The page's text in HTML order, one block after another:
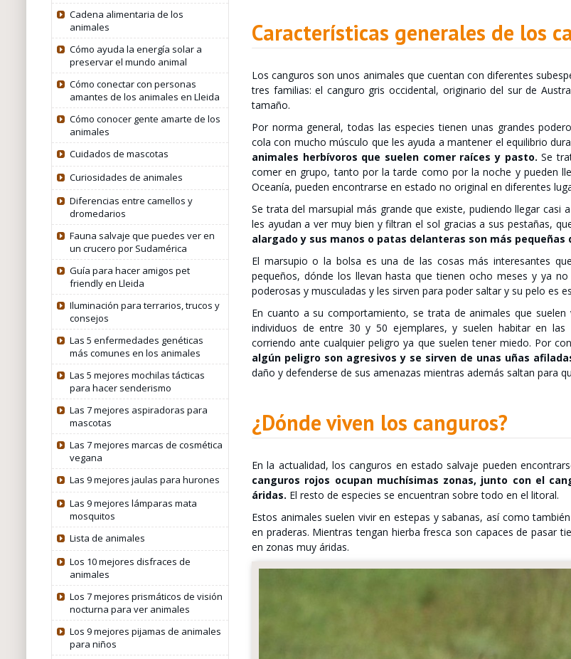
Cadena alimentaria de los
animales
Cómo ayuda la energía solar a
preservar el mundo animal
Cómo conectar con personas
amantes de los animales en Lleida
Cómo conocer gente amarte de los
animales
Cuidados de mascotas
Curiosidades de animales
Diferencias entre camellos y
dromedarios
Fauna salvaje que puedes ver en
un crucero por Sudamérica
Guía para hacer amigos pet
friendly en Lleida
Iluminación para terrarios, trucos y
consejos
Las 5 enfermedades genéticas
más comunes en los animales
Las 5 mejores mochilas tácticas
para hacer senderismo
Las 7 mejores aspiradoras para
mascotas
Las 7 mejores marcas de cosmética
vegana
Las 9 mejores jaulas para hurones
Las 9 mejores lámparas mata
mosquitos
Lista de animales
Los 10 mejores disfraces de
animales
Los 7 mejores prismáticos de visión
nocturna para ver animales
Los 9 mejores pijamas de animales
para niños
Características generales de los
Los canguros son unos animales que cuentan con diferentes
tres familias: el canguro gris occidental, originario del sur de
tamaño.
Por norma general, todas las especies tienen unas grandes
cola con mucho músculo que les ayuda a mantener el equilibrio
animales herbívoros que suelen comer raíces y pasto. Se
comer en grupo, tanto por la tarde como por la noche y pueden
Oceanía, pueden encontrarse en estado no original en diferentes
Se trata del marsupial más grande que existe, pudiendo llegar
les ayudan a ver muy bien y filtran el sol gracias a sus pestañas,
alargado y sus manos o patas delanteras son más pequeñas
El marsupio o la bolsa es una de las cosas más interesantes
pequeños, dónde los llevan hasta que tienen ocho meses y ya
poderosas y musculadas y les sirven para poder saltar y su pelo es
En cuanto a su comportamiento, se trata de animales que
individuos de entre 30 y 50 ejemplares, y suelen habitar en
corriendo ante cualquier peligro ya que suelen tener miedo. Por
algún peligro son agresivos y se sirven de unas uñas
daño y defenderse de sus amenazas mientras además saltan para
¿Dónde viven los canguros?
En la actualidad, los canguros en estado salvaje pueden
canguros rojos ocupan muchísimas zonas, junto con el
áridas. El resto de especies se encuentran sobre todo en el litoral.
Estos animales suelen vivir en estepas y sabanas, así como
en praderas. Mientras tengan hierba fresca son capaces de pasar
en zonas muy áridas.